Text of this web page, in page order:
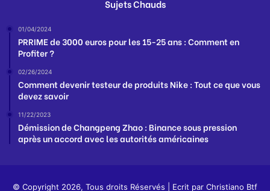
Sujets Chauds
01/04/2024
PRRIME de 3000 euros pour les 15-25 ans : Comment en
Profiter ?
02/26/2024
Comment devenir testeur de produits Nike : Tout ce que vous
devez savoir
11/22/2023
Démission de Changpeng Zhao : Binance sous pression
après un accord avec les autorités américaines
© Copyright 2026, Tous droits Réservés | Ecrit par Christiano Btf